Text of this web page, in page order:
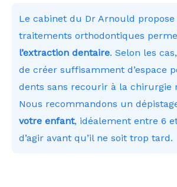
Le cabinet du Dr Arnould propose
traitements orthodontiques
l’extraction dentaire. Selon les
de créer suffisamment d’espace
dents sans recourir à la chirurgie
Nous recommandons un
votre enfant, idéalement entre 6
d’agir avant qu’il ne soit trop tard.